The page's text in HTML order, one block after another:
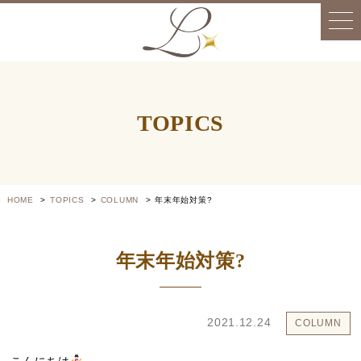
TOPICS
HOME TOPICS COLUMN 年末年始対策?
年末年始対策?
2021.12.24 COLUMN